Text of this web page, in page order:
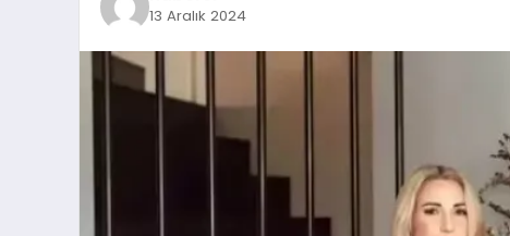
13 Aralık 2024